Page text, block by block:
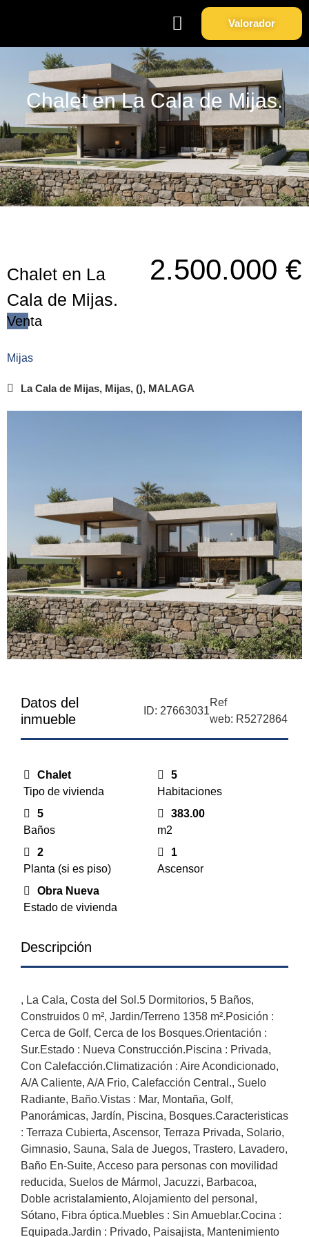
Valorador
Chalet en La Cala de Mijas.
Chalet en La
Cala de Mijas.
2.500.000 €
Venta
Mijas
La Cala de Mijas, Mijas, (), MALAGA
Datos del
inmueble
ID: 27663031
Ref
web: R5272864
Chalet
Tipo de vivienda
5
Habitaciones
5
Baños
383.00
m2
2
Planta (si es piso)
1
Ascensor
Obra Nueva
Estado de vivienda
Descripción
, La Cala, Costa del Sol.5 Dormitorios, 5 Baños,
Construidos 0 m², Jardin/Terreno 1358 m².Posición :
Cerca de Golf, Cerca de los Bosques.Orientación :
Sur.Estado : Nueva Construcción.Piscina : Privada,
Con Calefacción.Climatización : Aire Acondicionado,
A/A Caliente, A/A Frio, Calefacción Central., Suelo
Radiante, Baño.Vistas : Mar, Montaña, Golf,
Panorámicas, Jardín, Piscina, Bosques.Caracteristicas
: Terraza Cubierta, Ascensor, Terraza Privada, Solario,
Gimnasio, Sauna, Sala de Juegos, Trastero, Lavadero,
Baño En-Suite, Acceso para personas con movilidad
reducida, Suelos de Mármol, Jacuzzi, Barbacoa,
Doble acristalamiento, Alojamiento del personal,
Sótano, Fibra óptica.Muebles : Sin Amueblar.Cocina :
Equipada.Jardin : Privado, Paisajista, Mantenimiento